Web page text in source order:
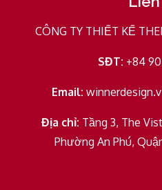
CÔNG TY THIẾT KẾ
SĐT: +84
Email:
Địa chỉ: Tầng 3, The
Phường An Phú,